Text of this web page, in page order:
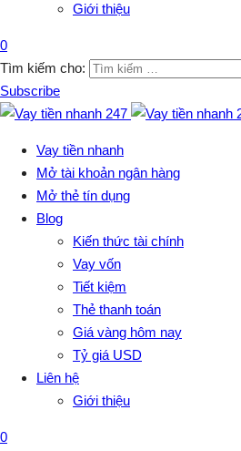
Giới thiệu
0
Tìm kiếm cho:
Subscribe
Vay tiền nhanh
Mở tài khoản ngân hàng
Mở thẻ tín dụng
Blog
Kiến thức tài chính
Vay vốn
Tiết kiệm
Thẻ thanh toán
Giá vàng hôm nay
Tỷ giá USD
Liên hệ
Giới thiệu
0